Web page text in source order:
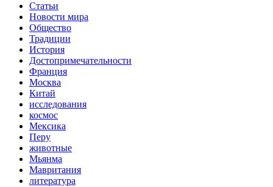
Статьи
Новости мира
Общество
Традиции
История
Достопримечательности
Франция
Москва
Китай
исследования
космос
Мексика
Перу
животные
Мьянма
Мавритания
литература